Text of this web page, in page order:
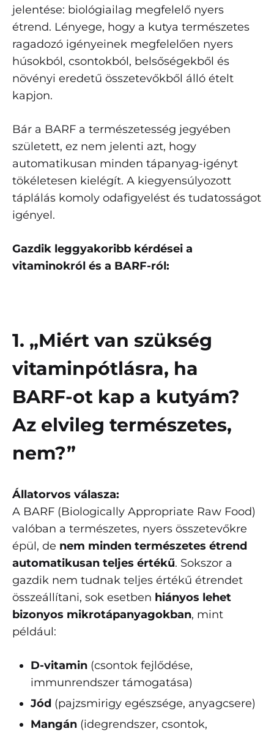
jelentése: biológiailag megfelelő nyers
étrend. Lényege, hogy a kutya természetes
ragadozó igényeinek megfelelően nyers
húsokból, csontokból, belsőségekből és
növényi eredetű összetevőkből álló ételt
kapjon.
Bár a BARF a természetesség jegyében
született, ez nem jelenti azt, hogy
automatikusan minden tápanyag-igényt
tökéletesen kielégít. A kiegyensúlyozott
táplálás komoly odafigyelést és tudatosságot
igényel.
Gazdik leggyakoribb kérdései a
vitaminokról és a BARF-ról:
1. „Miért van szükség
vitaminpótlásra, ha
BARF-ot kap a kutyám?
Az elvileg természetes,
nem?”
Állatorvos válasza:
A BARF (Biologically Appropriate Raw Food)
valóban a természetes, nyers összetevőkre
épül, de nem minden természetes étrend
automatikusan teljes értékű. Sokszor a
gazdik nem tudnak teljes értékű étrendet
összeállítani, sok esetben hiányos lehet
bizonyos mikrotápanyagokban, mint
például:
D-vitamin (csontok fejlődése,
immunrendszer támogatása)
Jód (pajzsmirigy egészsége, anyagcsere)
Mangán (idegrendszer, csontok,